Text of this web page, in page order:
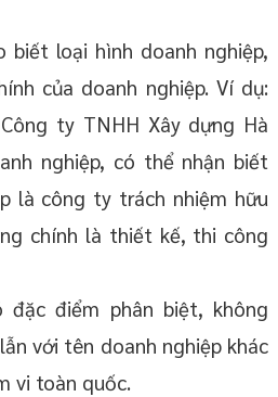
biết loại hình doanh nghiệp,
của doanh nghiệp. Ví dụ:
ty TNHH Xây dựng Hà
nghiệp, có thể nhận biết
là công ty trách nhiệm hữu
chính là thiết kế, thi công
đặc điểm phân biệt, không
với tên doanh nghiệp khác
vi toàn quốc.